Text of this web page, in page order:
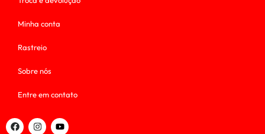
Minha conta
Rastreio
Sobre nós
Entre em contato